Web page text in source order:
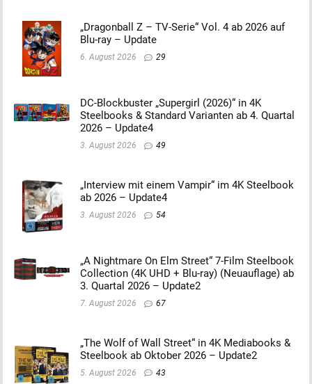
„Dragonball Z – TV-Serie“ Vol. 4 ab 2026 auf
Blu-ray – Update
6. August 2026 29
DC-Blockbuster „Supergirl (2026)“ in 4K
Steelbooks & Standard Varianten ab 4. Quartal
2026 – Update4
3. August 2026 49
„Interview mit einem Vampir“ im 4K Steelbook
ab 2026 – Update4
3. August 2026 54
„A Nightmare On Elm Street“ 7-Film Steelbook
Collection (4K UHD + Blu-ray) (Neuauflage) ab
3. Quartal 2026 – Update2
7. August 2026 67
„The Wolf of Wall Street“ in 4K Mediabooks &
Steelbook ab Oktober 2026 – Update2
5. August 2026 43